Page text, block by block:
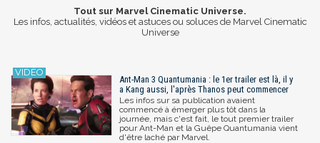
Tout sur Marvel Cinematic Universe.
Les infos, actualités, vidéos et astuces ou soluces de Marvel Cinematic
Universe
Ant-Man 3 Quantumania : le 1er trailer est là, il y
a Kang aussi, l'après Thanos peut commencer
Les infos sur sa publication avaient
commencé à émerger plus tôt dans la
journée, mais c'est fait, le tout premier trailer
pour Ant-Man et la Guêpe Quantumania vient
d'être laché par Marvel.